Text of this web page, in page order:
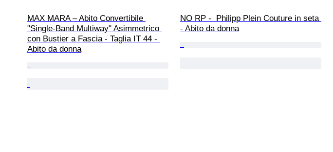
MAX MARA – Abito Convertibile
"Single-Band Multiway" Asimmetrico
con Bustier a Fascia - Taglia IT 44 -
Abito da donna
NO RP -  Philipp Plein Couture in seta
- Abito da donna